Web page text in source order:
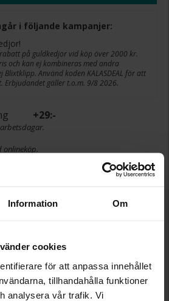
Information Om
cookies
för att anpassa innehållet
tillhandahålla funktioner
analysera vår trafik. Vi
i följande kampanjer:
på guldkedjor vid köp över 2000 kr.
och kan ej kombineras med andra
Blixtklipp. Använd koden KALASDEAL för att
Erbjudandet gäller t.o.m. 9/8 2026.
+29:-
onlineköp.
18